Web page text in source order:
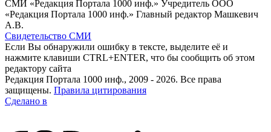
СМИ «Редакция Портала 1000 инф.» Учредитель ООО
«Редакция Портала 1000 инф.» Главный редактор Машкевич
А.В.
Свидетельство СМИ
Если Вы обнаружили ошибку в тексте, выделите её и
нажмите клавиши CTRL+ENTER, что бы сообщить об этом
редактору сайта
Редакция Портала 1000 инф., 2009 - 2026. Все права
защищены. Правила цитирования
Сделано в